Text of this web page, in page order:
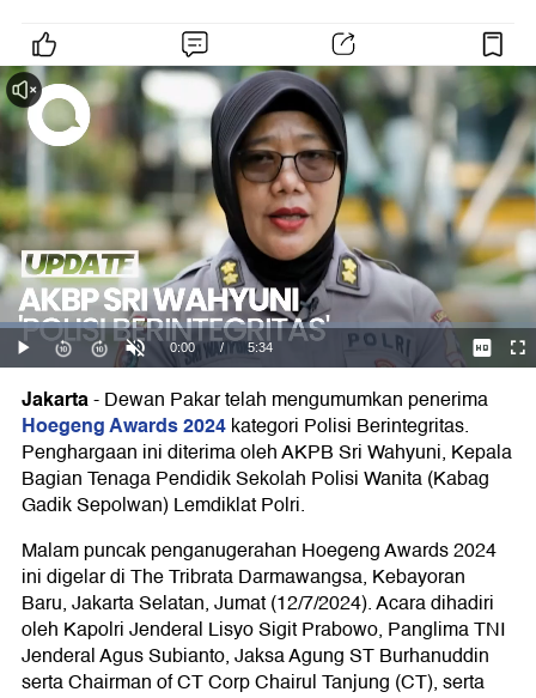
Jakarta-Dewan Pakar telah mengumumkan penerima
Hoegeng Awards 2024kategori Polisi Berintegritas.
Penghargaan ini diterima oleh AKPB Sri Wahyuni, Kepala
Bagian Tenaga Pendidik Sekolah Polisi Wanita (Kabag
Gadik Sepolwan) Lemdiklat Polri.
Malam puncak penganugerahan Hoegeng Awards 2024
ini digelar di The Tribrata Darmawangsa, Kebayoran
Baru, Jakarta Selatan, Jumat (12/7/2024). Acara dihadiri
oleh Kapolri Jenderal Lisyo Sigit Prabowo, Panglima TNI
Jenderal Agus Subianto, Jaksa Agung ST Burhanuddin
serta Chairman of CT Corp Chairul Tanjung (CT), serta